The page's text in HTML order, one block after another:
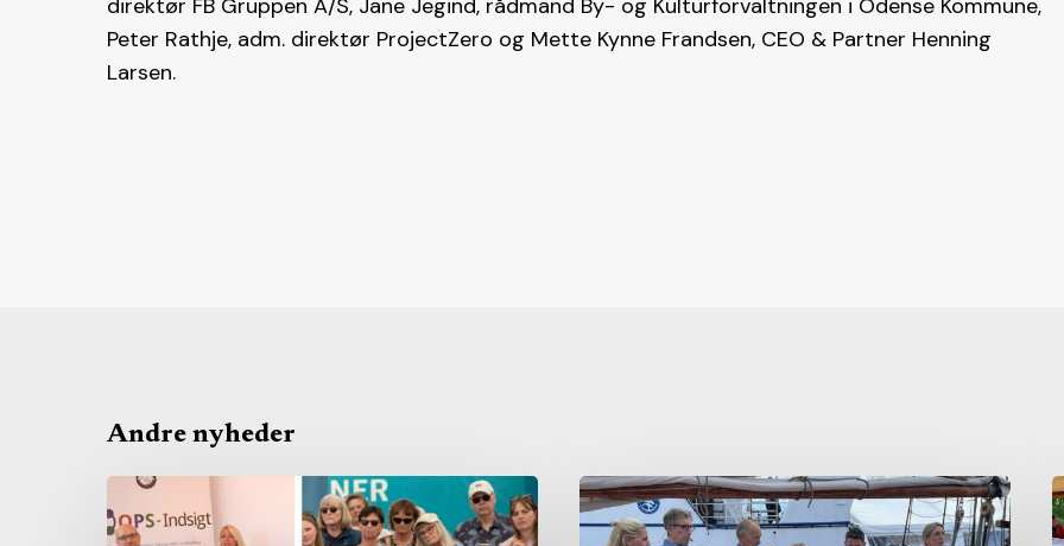
direktør FB Gruppen A/S, Jane Jegind, rådmand By- og Kulturforvaltningen i Odense Kommune,
Peter Rathje, adm. direktør ProjectZero og Mette Kynne Frandsen, CEO & Partner Henning
Larsen.
Andre nyheder
folkets
Privat
kapital